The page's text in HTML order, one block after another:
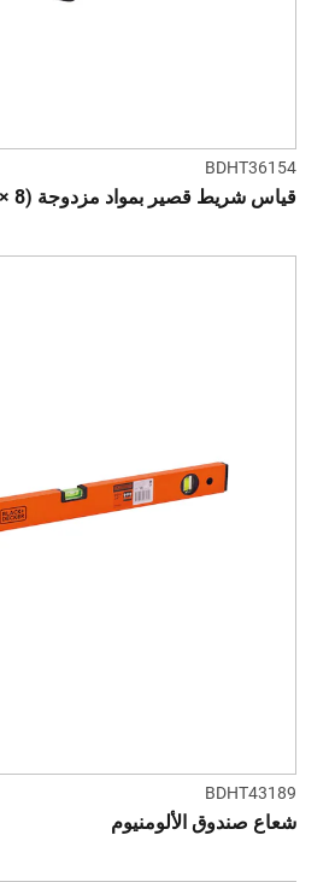
BDHT36154
قياس شريط قصير بمواد مزدوجة (8 × 25 ملم)
BDHT43189
شعاع صندوق الألومنيوم